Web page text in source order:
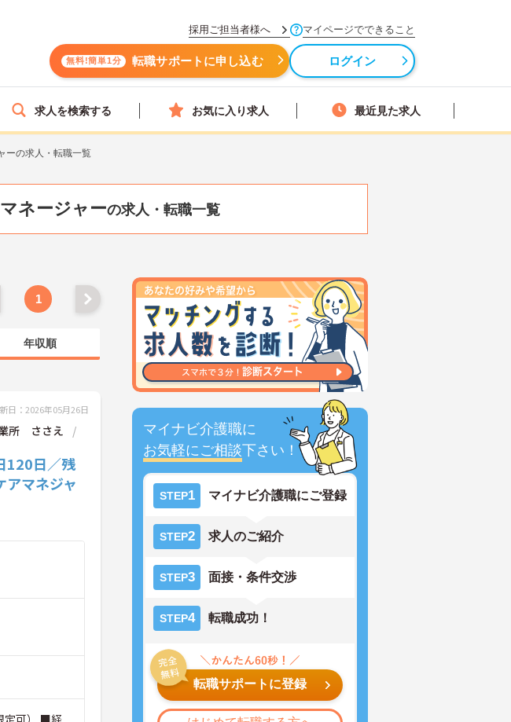
採用ご担当者様へ マイページでできること
無料!簡単1分 転職サポートに申し込む ログイン
求人を検索する お気に入り求人 最近見た求人
ーの求人・転職一覧
ネージャーの求人・転職一覧
マイナビ介護職に
お気軽にご相談下さい！
STEP1 マイナビ介護職にご登録
STEP2 求人のご紹介
STEP3 面接・条件交渉
STEP4 転職成功！
転職サポートに登録
1
年収順
日：2026年05月26日
所 ささえ
120日／残
マネジャ
定可） ■経